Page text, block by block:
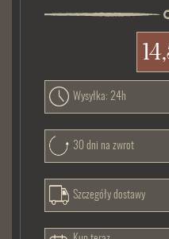
Wysyłka: 24h
30 dni na zwrot
Szczegóły dostawy